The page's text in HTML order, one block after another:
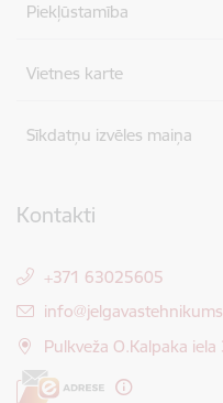
Piekļūstamība
Vietnes karte
Sīkdatņu izvēles maiņa
Kontakti
+371 63025605
E-pasts:
Pulkveža O.Kalpaka